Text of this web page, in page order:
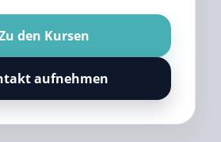
den Kursen
aufnehmen